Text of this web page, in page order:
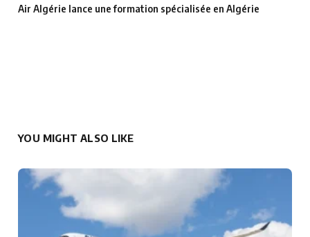
Air Algérie lance une formation spécialisée en Algérie
YOU MIGHT ALSO LIKE